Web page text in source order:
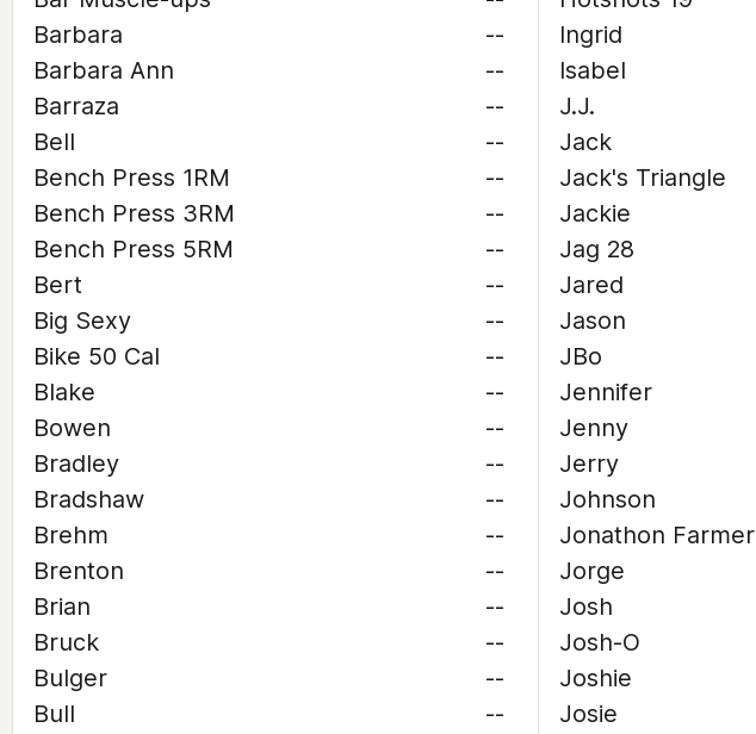
Barbara
--
Barbara Ann
--
Barraza
--
Bell
--
Bench Press 1RM
--
Bench Press 3RM
--
Bench Press 5RM
--
Bert
--
Big Sexy
--
Bike 50 Cal
--
Blake
--
Bowen
--
Bradley
--
Bradshaw
--
Brehm
--
Brenton
--
Brian
--
Bruck
--
Bulger
--
Bull
--
Ingrid
Isabel
J.J.
Jack
Jack's Triangle
Jackie
Jag 28
Jared
Jason
JBo
Jennifer
Jenny
Jerry
Johnson
Jonathon Farmer
Jorge
Josh
Josh-O
Joshie
Josie